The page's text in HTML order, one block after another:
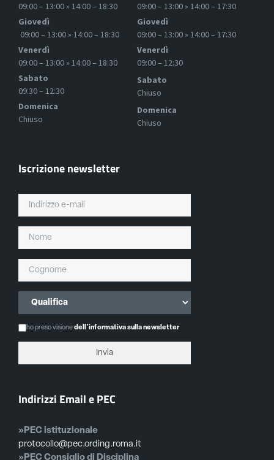
09:00 – 13:00 » 14:00 – 18:30
Giovedì
09:00 – 13:00 » 14:00 – 18:30
Venerdì
09:00 – 13:00 » 14:00 – 18:30
Sabato
09:30 – 12:30
Domenica
Chiuso
09:00 – 13:00 » 14:00 – 17:30
Giovedì
09:00 – 13:00 » 14:00 – 17:30
Venerdì
09:00 – 12:30
Sabato
Chiuso
Domenica
Chiuso
Iscrizione newsletter
ho preso visionedell'informativa sulla newsletter
Indirizzi Email e PEC
»PEC istituzionale
protocollo@pec.ording.roma.it
»PEC Consiglio di Disciplina